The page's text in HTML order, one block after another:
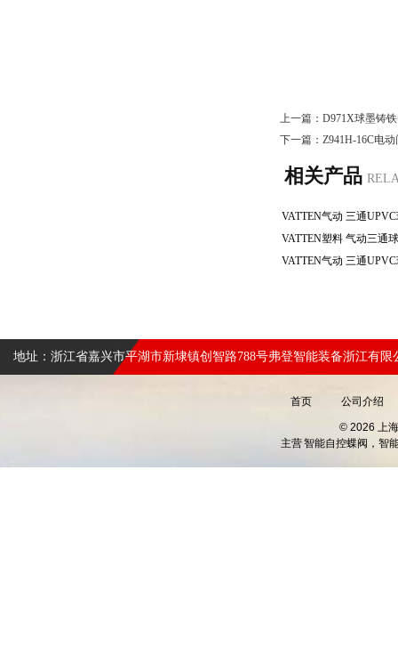
上一篇： D971X球墨铸
下一篇： Z941H-16C电
相关产品
地址：浙江省嘉兴市平湖市新埭镇创智路788号弗登智能装备浙江有限
首页 公司介绍
© 2026 上
主营智能自控蝶阀，智